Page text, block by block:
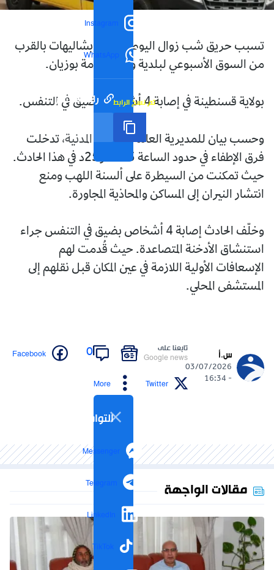
Instagram
WhatsApp
رابط مختصر تم نسخ الرابط
تسبب حريق شب زوال اليوم الجمعة، بشاليهات بالقرب
من السوق الأسبوعي لبلدية ودائرة حامة بوزيان.
بولاية قسنطينة في إصابة 4 أشخاص بضيق في التنفس.
وحسب بيان للمديرية العامة للحماية المدنية، تدخلت
فرق الإطفاء في حدود الساعة 13سا و25د في هذا الحادث.
حيث تمكنت من السيطرة على ألسنة اللهب ومنع
انتشار النيران إلى المساكن والمحاذية المجاورة.
وخلّف الحادث إصابة 4 أشخاص بضيق في التنفس جراء
استنشاق الأدخنة المتصاعدة. حيث قُدمت لهم
الإسعافات الأولية اللازمة في عين المكان قبل نقلهم إلى
المستشفى المحلي.
س.أ
03/07/2026
- 16:34
تابعنا على
Google news
0
Facebook
Twitter
More
التواصل الاجتماعي
Messenger
Telegram
LinkedIn
TikTok
مقالات الواجهة